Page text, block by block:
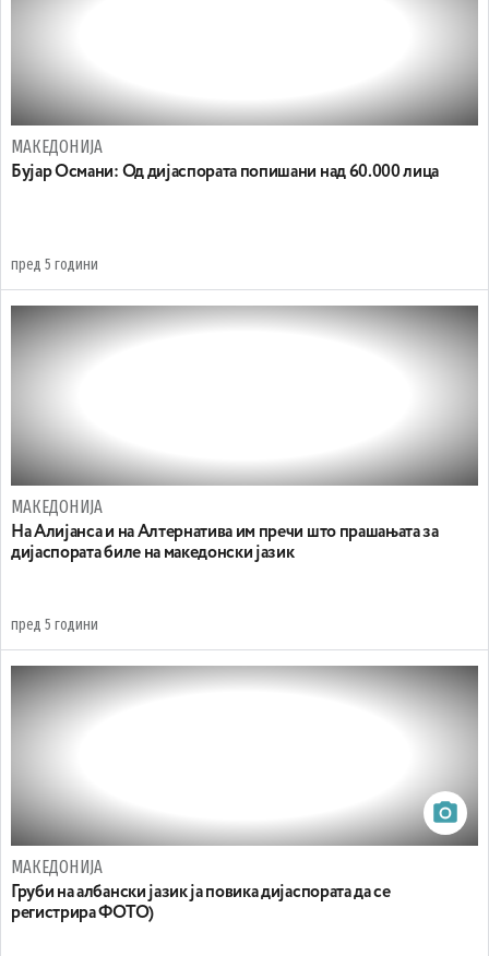
МАКЕДОНИЈА
Бујар Османи: Од дијаспората попишани над 60.000 лица
пред 5 години
МАКЕДОНИЈА
На Алијанса и на Алтернатива им пречи што прашањата за
дијаспората биле на македонски јазик
пред 5 години
МАКЕДОНИЈА
Груби на албански јазик ја повика дијаспората да се
регистрира ФОТО)